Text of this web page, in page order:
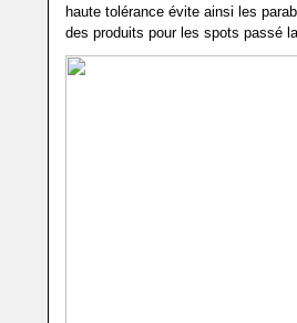
haute tolérance évite ainsi les
des produits pour les spots passé